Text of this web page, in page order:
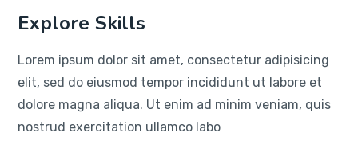
Explore Skills
Lorem ipsum dolor sit amet, consectetur adipisicing
elit, sed do eiusmod tempor incididunt ut labore et
dolore magna aliqua. Ut enim ad minim veniam, quis
nostrud exercitation ullamco labo